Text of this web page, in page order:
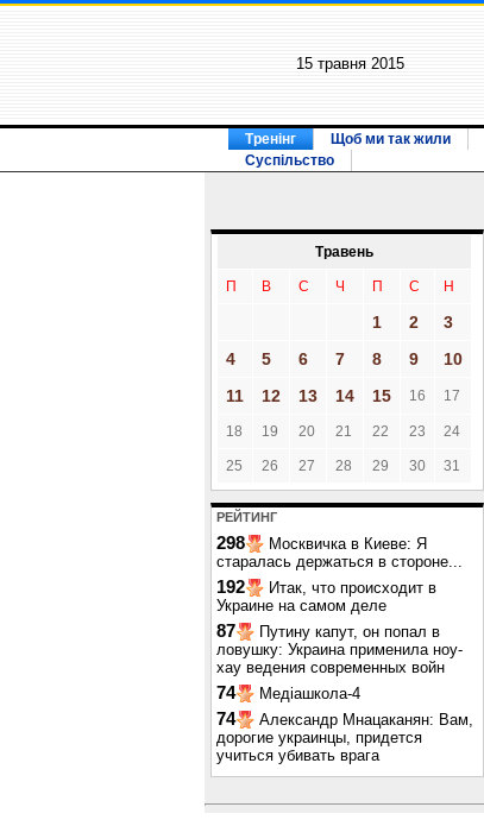
15 травня 2015
Тренінг Щоб ми так жили
Суспільство
Травень
П В С Ч П С Н
1 2
3
4
5 6 7 8 9
10
11
12 13 14 15 16 17
18 19 20 21 22 23 24
25 26 27 28 29 30 31
РЕЙТИНГ
298
Москвичка в Киеве: Я
старалась держаться в стороне...
192
Итак, что происходит в
Украине на самом деле
87
Путину капут, он попал в
ловушку: Украина применила ноу-
хау ведения современных войн
74 Медіашкола-4
74
Александр Мнацаканян: Вам,
дорогие украинцы, придется
учиться убивать врага